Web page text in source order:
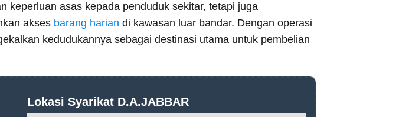
keperluan asas kepada penduduk sekitar, tetapi juga
akses barang harian di kawasan luar bandar. Dengan operasi
kedudukannya sebagai destinasi utama untuk pembelian
Lokasi Syarikat D.A.JABBAR